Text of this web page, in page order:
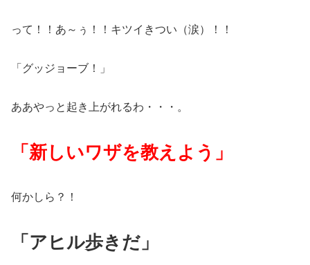
って！！あ～ぅ！！キツイきつい（涙）！！
「グッジョーブ！」
ああやっと起き上がれるわ・・・。
「新しいワザを教えよう」
何かしら？！
「アヒル歩きだ」